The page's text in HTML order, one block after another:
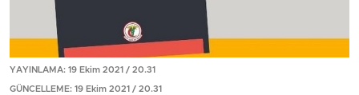
YAYINLAMA: 19 Ekim 2021 / 20.31
GÜNCELLEME: 19 Ekim 2021 / 20.31